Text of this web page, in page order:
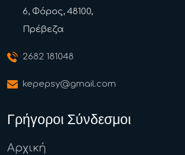
6, Φόρος, 48100,
Πρέβεζα
2682 181048
kepepsy@gmail.com
Γρήγοροι Σύνδεσμοι
Αρχική